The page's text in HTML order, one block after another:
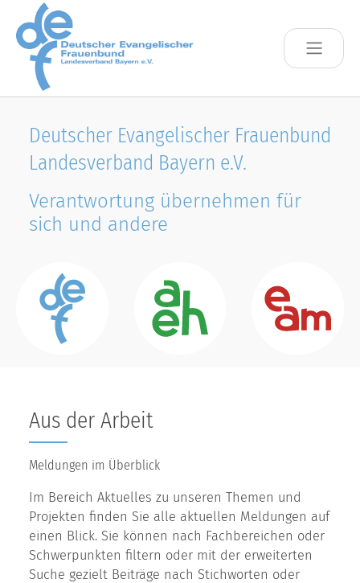
Skip to main content
Deutscher Evangelischer Frauenbund
Landesverband Bayern e.V.
Verantwortung übernehmen für
sich und andere
Aus der Arbeit
Meldungen im Überblick
Im Bereich Aktuelles zu unseren Themen und
Projekten finden Sie alle aktuellen Meldungen auf
einen Blick. Sie können nach Fachbereichen oder
Schwerpunkten filtern oder mit der erweiterten
Suche gezielt Beiträge nach Stichworten oder